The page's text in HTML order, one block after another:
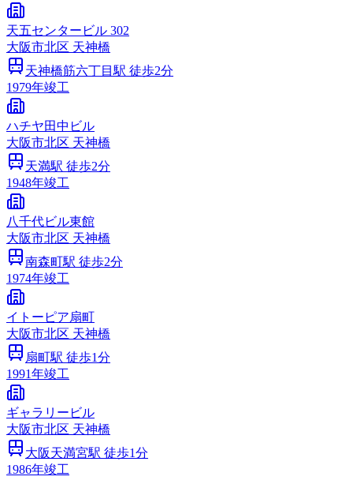
天五センタービル 302
大阪市北区 天神橋
天神橋筋六丁目 駅 徒歩2分
1979年竣工
ハチヤ田中ビル
大阪市北区 天神橋
天満駅 徒歩2分
1948年竣工
八千代ビル東館
大阪市北区 天神橋
南森町駅 徒歩2分
1974年竣工
イトーピア扇町
大阪市北区 天神橋
扇町駅 徒歩1分
1991年竣工
ギャラリービル
大阪市北区 天神橋
大阪天満宮駅 徒歩1分
1986年竣工